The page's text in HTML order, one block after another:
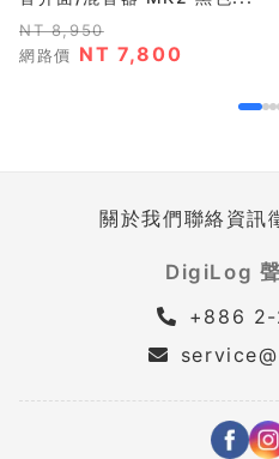
NT 8,950
網路價 NT 7,800
關於我們聯絡資訊
DigiLog
+886 2-